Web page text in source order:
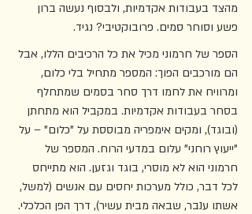
מהצד בעבודות אקדמיות, ולבסוף נעשה ברון
פשע וסוחר סמים. פרובוקטיבי? נגיד.
הספר של חרמוני מכיל את כל הרכיבים הללו, אבל
הם מורכבים הפוך: המספר מתחיל בלי כלום,
ומרוויח את לחמו דרך סחר בסמים שמתחלף
בסחר בעבודות אקדמיות. במקביל הוא מתחתן
(ובוגד), ומקים אימפריה מבוססת על "כלום" – על
"ייעוץ רוחני" עלום במדעי הרוח. המספר של
חרמוני הוא לא מוסרי, בוגד וגזען. הוא מתייחס
לכל דבר, כולל מערכות יחסים עם אנשים (למשל,
אשתו ענבר, שבאה מבית עשיר), דרך הפן הכלכלי.